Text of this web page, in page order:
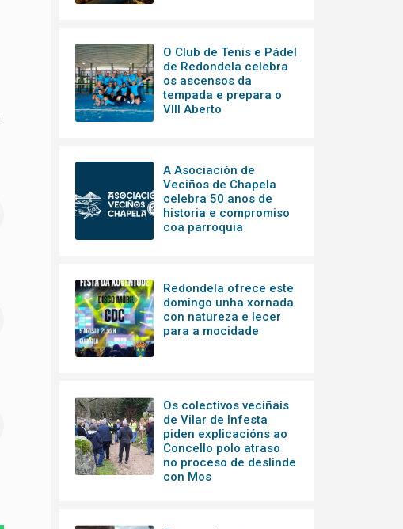
O Club de Tenis e Pádel
de Redondela celebra
os ascensos da
tempada e prepara o
VIII Aberto
A Asociación de
Veciños de Chapela
celebra 50 anos de
historia e compromiso
coa parroquia
Redondela ofrece este
domingo unha xornada
con natureza e lecer
para a mocidade
Os colectivos veciñais
de Vilar de Infesta
piden explicacións ao
Concello polo atraso
no proceso de deslinde
con Mos